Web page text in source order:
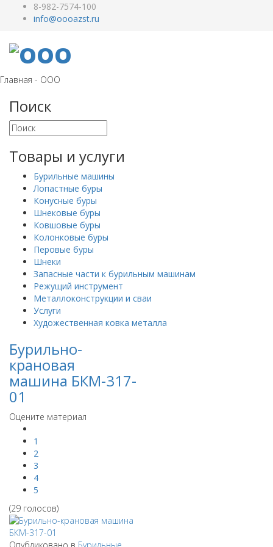
8-982-7574-100
Главная - ООО
Поиск
Товары и услуги
Бурильные машины
Лопастные буры
Конусные буры
Шнековые буры
Ковшовые буры
Колонковые буры
Перовые буры
Шнеки
Запасные части к бурильным машинам
Режущий инструмент
Металлоконструкции и сваи
Услуги
Художественная ковка металла
Бурильно-
крановая
машина БКМ-317-
01
Оцените материал
1
2
3
4
5
(29 голосов)